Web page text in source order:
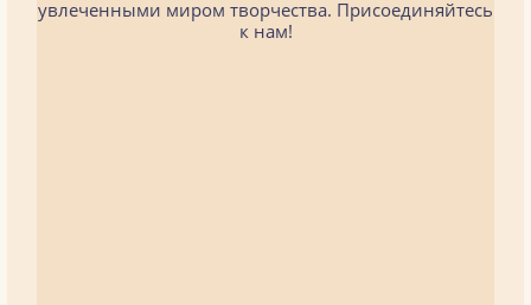
увлеченными миром творчества. Присоединяйтесь
к нам!